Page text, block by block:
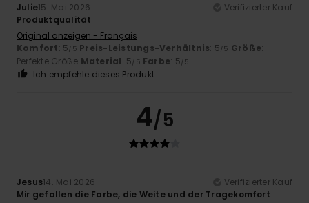
Julie15. Mai 2026
Verifizierter Kauf
Produktqualität
Original anzeigen - Français
Komfort: 5 /5 Preis-Leistungs-Verhältnis: 5 /5 Größe:
Perfekte Größe Material: 5 /5 Farbe: 5 /5
Ich empfehle dieses Produkt
4/5
Jesus14. Mai 2026
Verifizierter Kauf
Mir gefallen die Farbe, die Weite und der Tragekomfort